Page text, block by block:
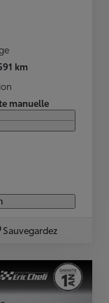
km
manuelle
Sauvegardez